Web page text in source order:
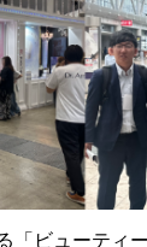
ビューティ